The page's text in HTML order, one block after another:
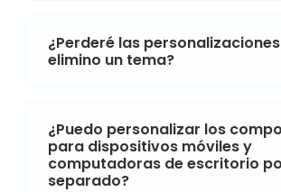
¿Perderé las
elimino un tema?
¿Puedo personalizar los
para dispositivos móviles y
computadoras de escritorio
separado?